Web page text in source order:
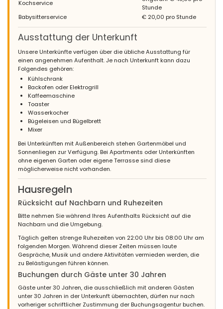
Kochservice
Stunde
Babysitterservice
€ 20,00 pro Stunde
Ausstattung der Unterkunft
Unsere Unterkünfte verfügen über die übliche Ausstattung für
einen angenehmen Aufenthalt. Je nach Unterkunft kann dazu
Folgendes gehören:
Kühlschrank
Backofen oder Elektrogrill
Kaffeemaschine
Toaster
Wasserkocher
Bügeleisen und Bügelbrett
Mixer
Bei Unterkünften mit Außenbereich stehen Gartenmöbel und
Sonnenliegen zur Verfügung. Bei Apartments oder Unterkünften
ohne eigenen Garten oder eigene Terrasse sind diese
möglicherweise nicht vorhanden.
Hausregeln
Rücksicht auf Nachbarn und Ruhezeiten
Bitte nehmen Sie während Ihres Aufenthalts Rücksicht auf die
Nachbarn und die Umgebung.
Täglich gelten strenge Ruhezeiten von 22:00 Uhr bis 08:00 Uhr am
folgenden Morgen. Während dieser Zeiten müssen laute
Gespräche, Musik und andere Aktivitäten vermieden werden, die
zu Belästigungen führen können.
Buchungen durch Gäste unter 30 Jahren
Gäste unter 30 Jahren, die ausschließlich mit anderen Gästen
unter 30 Jahren in der Unterkunft übernachten, dürfen nur nach
vorheriger schriftlicher Zustimmung der Buchungsagentur buchen.